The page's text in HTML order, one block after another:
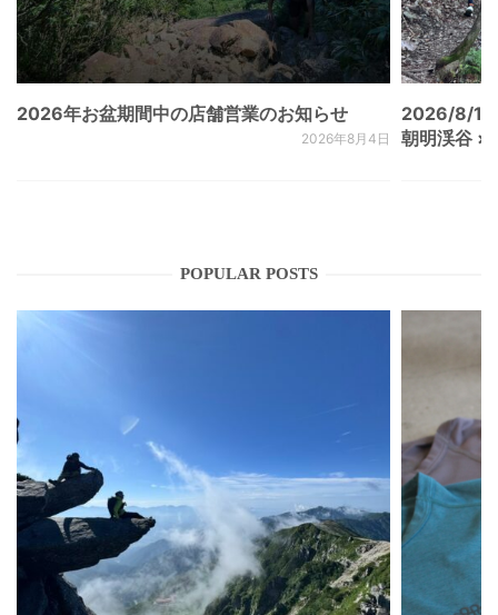
2026年お盆期間中の店舗営業のお知らせ
2026年8月4日
2026/8/
朝明渓谷 ×
POPULAR POSTS